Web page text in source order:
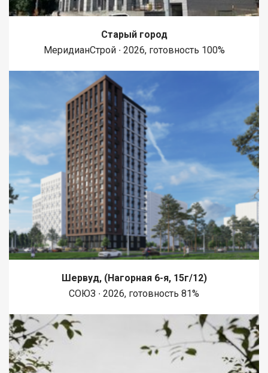
Старый город
МеридианСтрой ∙ 2026, готовность 100%
Шервуд, (Нагорная 6-я, 15г/12)
СОЮЗ ∙ 2026, готовность 81%